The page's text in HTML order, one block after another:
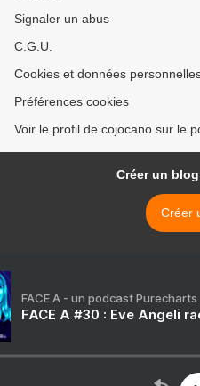
Signaler un abus
C.G.U.
Cookies et données
Préférences cookies
Voir le profil de cojocano sur le
Créer un
Créer
FACE A - un podcast Purecharts
FACE A #30 : Eve Angeli